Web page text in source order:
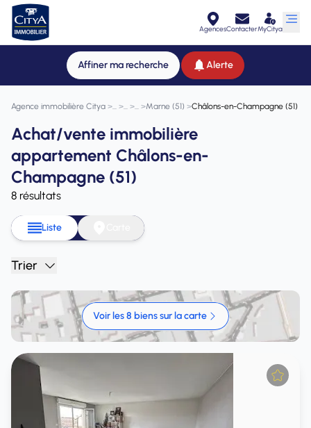
AgencesContacterMyCitya
Affiner ma recherche Alerte
Agence immobilière Citya > > > >Marne (51) >Châlons-en-Champagne (51)
Achat/vente immobilière
appartement Châlons-en-
Champagne (51)
8 résultats
Liste
Trier
Voir les 8 biens sur la carte